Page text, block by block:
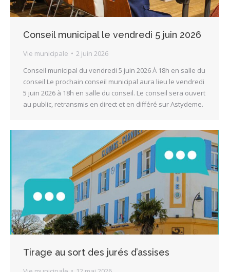
Conseil municipal le vendredi 5 juin 2026
Vie municipale
2 juin 2026
Conseil municipal du vendredi 5 juin 2026 À 18h en salle du
conseil Le prochain conseil municipal aura lieu le vendredi
5 juin 2026 à 18h en salle du conseil. Le conseil sera ouvert
au public, retransmis en direct et en différé sur Astydeme.
Tirage au sort des jurés d’assises